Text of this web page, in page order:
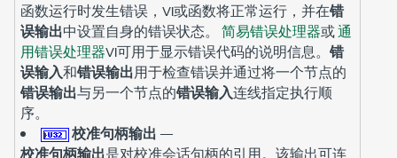
函数运行时发生错误，VI或函数将正常运行，并在错
误输出中设置自身的错误状态。 简易错误处理器或通
用错误处理器VI可用于显示错误代码的说明信息。 错
误输入和错误输出用于检查错误并通过将一个节点的
错误输出与另一个节点的错误输入连线指定执行顺
序。
校准句柄输出 —
校准句柄输出是对校准会话句柄的引用。该输出可连